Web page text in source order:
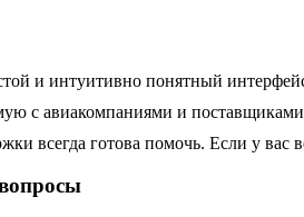
и интуитивно понятный
с авиакомпаниями и
всегда готова помочь. Если у